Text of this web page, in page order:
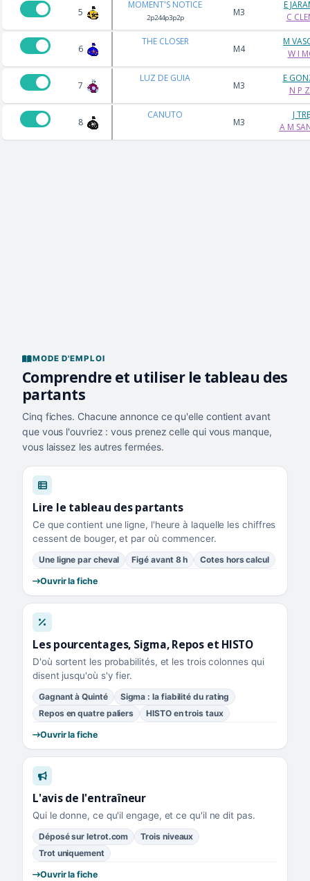
5
MOMENT'S NOTICE
2p244p3p2p M3
E
C
6
THE CLOSER
M4
M
W I
7
LUZ DE GUIA
M3
E
N P
8
CANUTO
M3
J
A M
MODE D'EMPLOI
Comprendre et utiliser le tableau des
partants
Cinq fiches. Chacune annonce ce qu'elle contient avant
que vous l'ouvriez : vous prenez celle qui vous manque,
vous laissez les autres fermées.
Lire le tableau des partants
Ce que contient une ligne, l'heure à laquelle les chiffres
cessent de bouger, et par où commencer.
Une ligne par cheval Figé avant 8 h Cotes hors calcul
Ouvrir la fiche
Les pourcentages, Sigma, Repos et HISTO
D'où sortent les probabilités, et les trois colonnes qui
disent jusqu'où s'y fier.
Gagnant à Quinté
Sigma : la fiabilité du rating
Repos en quatre paliers
HISTO en trois taux
Ouvrir la fiche
L'avis de l'entraîneur
Qui le donne, ce qu'il engage, et ce qu'il ne dit pas.
Déposé sur letrot.com
Trois niveaux
Trot uniquement
Ouvrir la fiche